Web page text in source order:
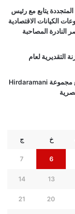
المتجددة يتابع مع رئيس
الكيانات الاقتصادية
النادرة المصاحبة
التقديرية لعام
الرئيس التنفيذي للهيئة العامة للاستثمار يبحث مع مجموعة Hirdaramani
خ ج
6
7
13
14
20
21